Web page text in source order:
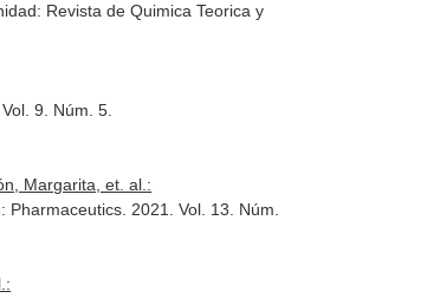
Revista de Quimica Teorica y
Vol. 9. Núm. 5.
Margarita, et. al.:
Pharmaceutics . 2021. Vol. 13. Núm.